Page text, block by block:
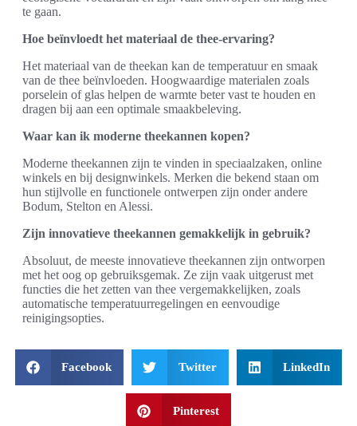
te gaan.
Hoe beïnvloedt het materiaal de thee-ervaring?
Het materiaal van de theekan kan de temperatuur en smaak
van de thee beïnvloeden. Hoogwaardige materialen zoals
porselein of glas helpen de warmte beter vast te houden en
dragen bij aan een optimale smaakbeleving.
Waar kan ik moderne theekannen kopen?
Moderne theekannen zijn te vinden in speciaalzaken, online
winkels en bij designwinkels. Merken die bekend staan om
hun stijlvolle en functionele ontwerpen zijn onder andere
Bodum, Stelton en Alessi.
Zijn innovatieve theekannen gemakkelijk in gebruik?
Absoluut, de meeste innovatieve theekannen zijn ontworpen
met het oog op gebruiksgemak. Ze zijn vaak uitgerust met
functies die het zetten van thee vergemakkelijken, zoals
automatische temperatuurregelingen en eenvoudige
reinigingsopties.
Facebook Twitter LinkedIn
Pinterest